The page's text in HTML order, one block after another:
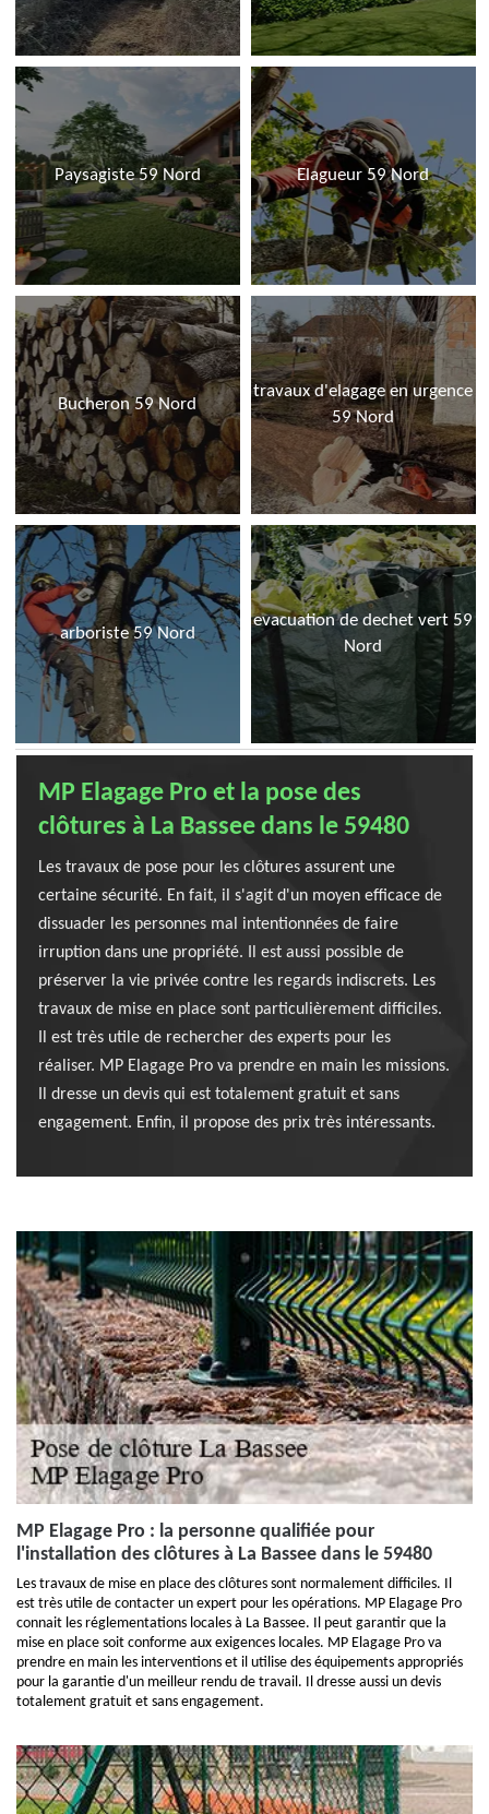
Paysagiste 59 Nord Elagueur 59 Nord
Bucheron 59 Nord
travaux d'elagage en urgence
59 Nord
arboriste 59 Nord
evacuation de dechet vert 59
Nord
MP Elagage Pro et la pose des
clôtures à La Bassee dans le 59480
Les travaux de pose pour les clôtures assurent une
certaine sécurité. En fait, il s'agit d'un moyen efficace de
dissuader les personnes mal intentionnées de faire
irruption dans une propriété. Il est aussi possible de
préserver la vie privée contre les regards indiscrets. Les
travaux de mise en place sont particulièrement difficiles.
Il est très utile de rechercher des experts pour les
réaliser. MP Elagage Pro va prendre en main les missions.
Il dresse un devis qui est totalement gratuit et sans
engagement. Enfin, il propose des prix très intéressants.
MP Elagage Pro : la personne qualifiée pour
l'installation des clôtures à La Bassee dans le 59480
Les travaux de mise en place des clôtures sont normalement difficiles. Il
est très utile de contacter un expert pour les opérations. MP Elagage Pro
connait les réglementations locales à La Bassee. Il peut garantir que la
mise en place soit conforme aux exigences locales. MP Elagage Pro va
prendre en main les interventions et il utilise des équipements appropriés
pour la garantie d'un meilleur rendu de travail. Il dresse aussi un devis
totalement gratuit et sans engagement.